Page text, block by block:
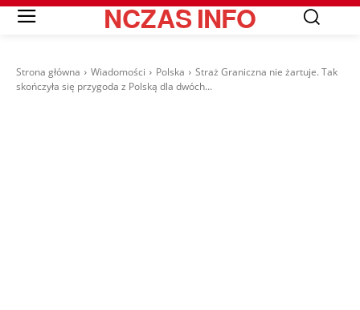
NCZASINFO
Strona główna Wiadomości Polska
Straż Graniczna nie żartuje. Tak
skończyła się przygoda z Polską dla dwóch...